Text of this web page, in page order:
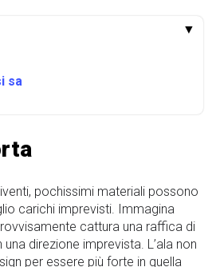
▼
sa
pochissimi materiali possono
carichi imprevisti. Immagina
cattura una raffica di
direzione imprevista. L’ala non
per essere più forte in quella